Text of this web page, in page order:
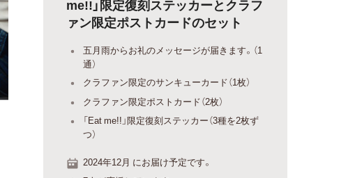
me!!」限定復刻ステッカーとクラフ
ァン限定ポストカードのセット
五月雨からお礼のメッセージが届きます。（1
通）
クラファン限定のサンキューカード（1枚）
クラファン限定ポストカード（2枚）
「Eat me!!」限定復刻ステッカー（3種を2枚ず
つ）
2024年12月 にお届け予定です。